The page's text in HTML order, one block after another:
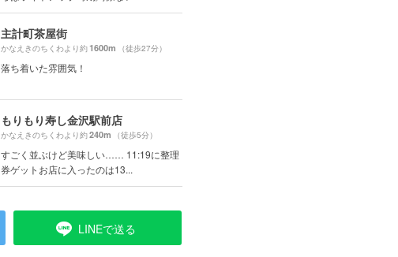
主計町茶屋街
かなえきのちくわより約1600m （徒歩27分）
落ち着いた雰囲気！
もりもり寿し金沢駅前店
かなえきのちくわより約240m （徒歩5分）
すごく並ぶけど美味しい…… 11:19に整理
券ゲットお店に入ったのは13...
LINEで送る